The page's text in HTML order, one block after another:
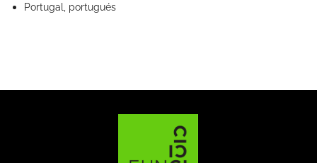
Portugal, portugués